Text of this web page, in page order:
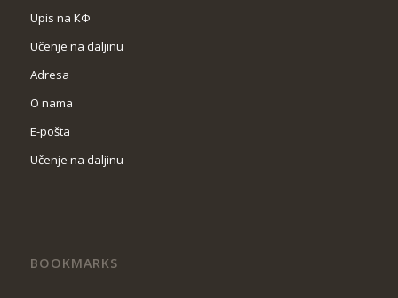
Upis na КФ
Učenje na daljinu
Adresa
O nama
Е-pošta
Učenje na daljinu
BOOKMARKS